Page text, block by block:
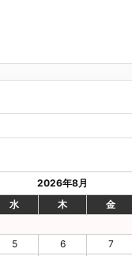
2026年8月
水 木 金
5 6 7